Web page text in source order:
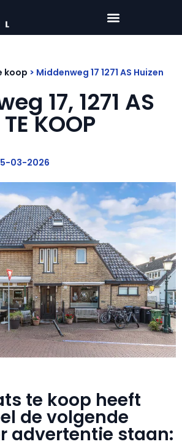
koop Middenweg 17 1271 AS Huizen
17, 1271 AS
KOOP
03-2026
te koop heeft
de volgende
advertentie staan: